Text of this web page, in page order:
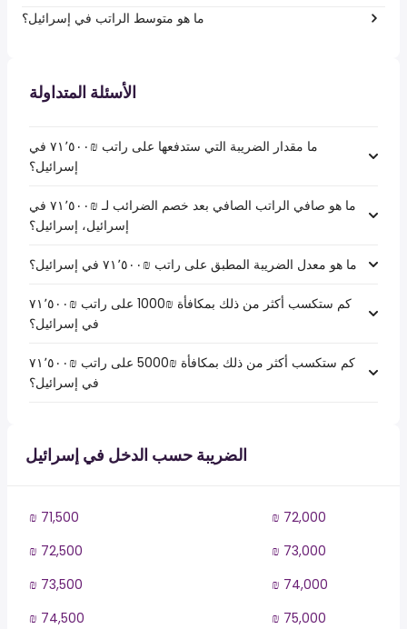
ما هو متوسط الراتب في إسرائيل؟
الأسئلة المتداولة
ما مقدار الضريبة التي ستدفعها على راتب ₪‏٧١٬٥٠٠ في
إسرائيل؟
ما هو صافي الراتب الصافي بعد خصم الضرائب لـ ₪‏٧١٬٥٠٠ في
إسرائيل، إسرائيل؟
ما هو معدل الضريبة المطبق على راتب ₪‏٧١٬٥٠٠ في إسرائيل؟
كم ستكسب أكثر من ذلك بمكافأة ₪1000 على راتب ₪‏٧١٬٥٠٠
في إسرائيل؟
كم ستكسب أكثر من ذلك بمكافأة ₪5000 على راتب ₪‏٧١٬٥٠٠
في إسرائيل؟
الضريبة حسب الدخل في إسرائيل
₪ 71,500
₪ 72,000
₪ 72,500
₪ 73,000
₪ 73,500
₪ 74,000
₪ 74,500
₪ 75,000